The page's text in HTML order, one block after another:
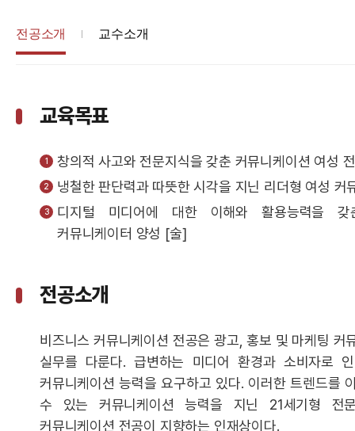
전공소개 교수소개
교육목표
창의적 사고와 전문지식을 갖춘 커뮤니케이션 여성
냉철한 판단력과 따뜻한 시각을 지닌 리더형 여성 커
디지털 미디어에 대한 이해와 활용능력을
커뮤니케이터 양성 [술]
전공소개
비즈니스 커뮤니케이션 전공은 광고, 홍보 및 마케팅 커
실무를 다룬다. 급변하는 미디어 환경과 소비자로
커뮤니케이션 능력을 요구하고 있다. 이러한 트렌드를
수 있는 커뮤니케이션 능력을 지닌 21세기형 전
커뮤니케이션 전공이 지향하는 인재상이다.